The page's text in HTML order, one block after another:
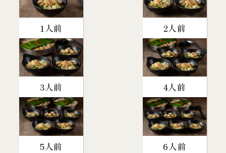
1人前 2人前
3人前 4人前
5人前 6人前